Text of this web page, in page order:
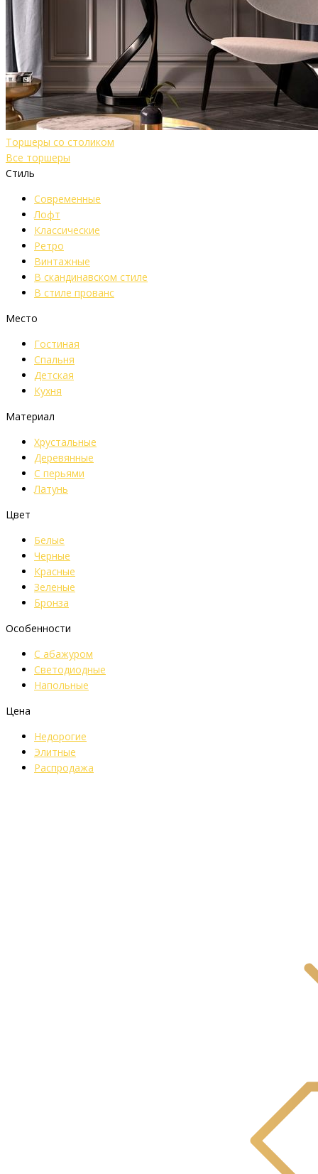
Торшеры со столиком
Все торшеры
Стиль
Современные
Лофт
Классические
Ретро
Винтажные
В скандинавском стиле
В стиле прованс
Место
Гостиная
Спальня
Детская
Кухня
Материал
Хрустальные
Деревянные
С перьями
Латунь
Цвет
Белые
Черные
Красные
Зеленые
Бронза
Особенности
С абажуром
Светодиодные
Напольные
Цена
Недорогие
Элитные
Распродажа